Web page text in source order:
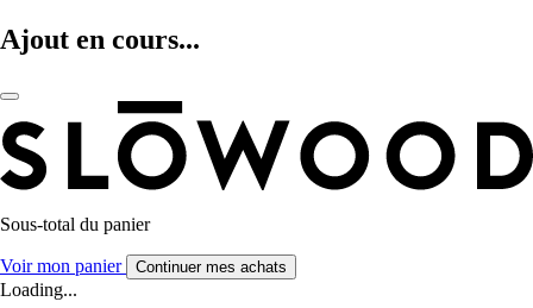
Ajout en cours...
Sous-total du panier
Voir mon panier Continuer mes achats
Loading...